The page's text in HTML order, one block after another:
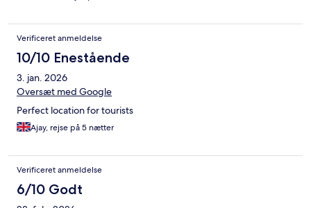
Verificeret anmeldelse
10/10 Enestående
3. jan. 2026
Oversæt med Google
Perfect location for tourists
Ajay, rejse på 5 nætter
Verificeret anmeldelse
6/10 Godt